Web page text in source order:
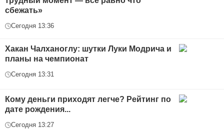
сбежать»
Сегодня 13:36
Хакан Чалханоглу: шутки Луки Модрича и
планы на чемпионат
Сегодня 13:31
Кому деньги приходят легче? Рейтинг по
дате рождения...
Сегодня 13:27